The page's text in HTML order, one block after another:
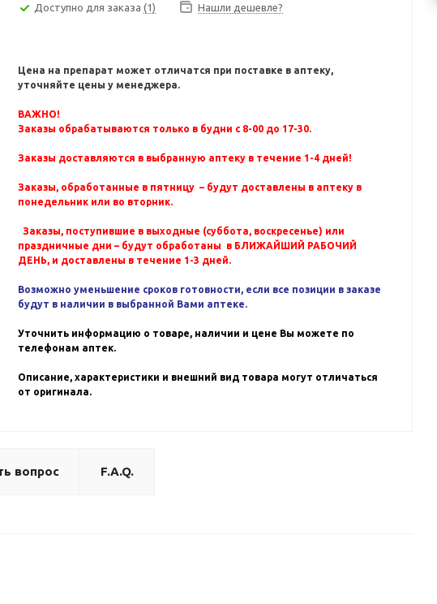
Доступно для заказа (1) Нашли дешевле?
Цена на препарат может отличатся при поставке в аптеку,
уточняйте цены у менеджера.
ВАЖНО!
Заказы обрабатываются только в будни с 8-00 до 17-30.
Заказы доставляются в выбранную аптеку в течение 1-4 дней!
Заказы, обработанные в пятницу – будут доставлены в аптеку в
понедельник или во вторник.
Заказы, поступившие в выходные (суббота, воскресенье) или
праздничные дни – будут обработаны в БЛИЖАЙШИЙ РАБОЧИЙ
ДЕНЬ, и доставлены в течение 1-3 дней.
Возможно уменьшение сроков готовности, если все позиции в заказе
будут в наличии в выбранной Вами аптеке.
Уточнить информацию о товаре, наличии и цене Вы можете по
телефонам аптек.
Описание, характеристики и внешний вид товара могут отличаться
от оригинала.
вопрос F.A.Q.